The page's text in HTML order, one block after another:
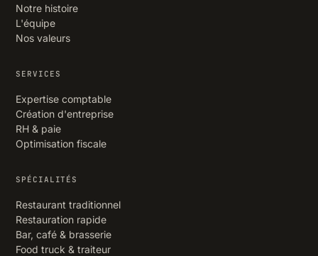
Notre histoire
L'équipe
Nos valeurs
SERVICES
Expertise comptable
Création d'entreprise
RH & paie
Optimisation fiscale
SPÉCIALITÉS
Restaurant traditionnel
Restauration rapide
Bar, café & brasserie
Food truck & traiteur